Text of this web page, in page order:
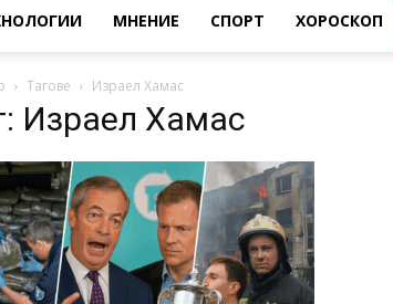
МНЕНИЕ СПОРТ ХОРОСКОП
Тагове Израел Хамас
Израел Хамас